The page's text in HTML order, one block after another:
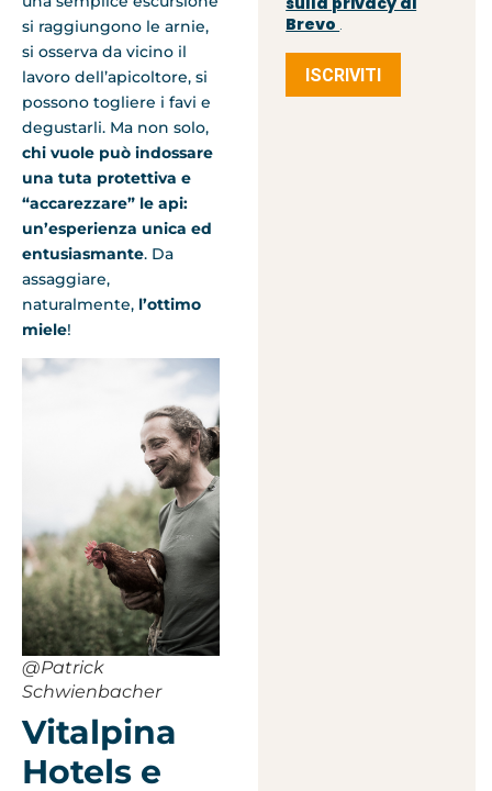
si raggiungono le arnie,
si osserva da vicino il
lavoro dell’apicoltore, si
possono togliere i favi e
degustarli. Ma non solo,
chi vuole può indossare
una tuta protettiva e
“accarezzare” le api:
un’esperienza unica ed
entusiasmante. Da
assaggiare,
naturalmente, l’ottimo
miele!
@Patrick
Schwienbacher
Vitalpina
Hotels e
Brevo .
ISCRIVITI